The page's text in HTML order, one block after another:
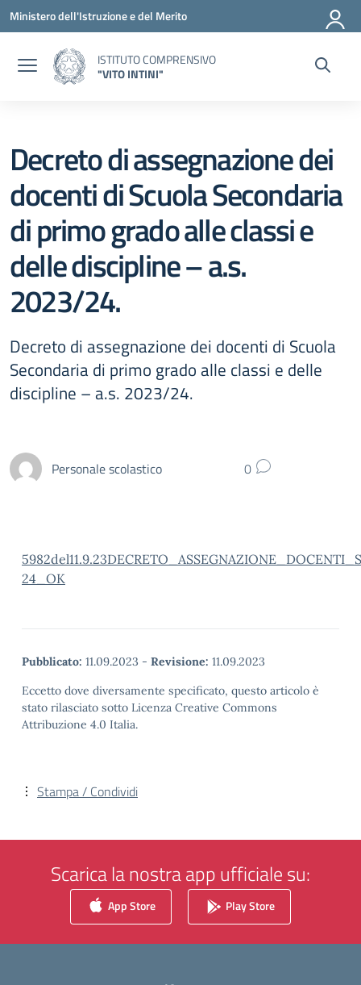
Vai ai contenuti
Vai al menu di navigazione
Vai al footer
Ministero dell'Istruzione e del Merito
ISTITUTO COMPRENSIVO
"VITO INTINI"
Decreto di assegnazione dei
docenti di Scuola Secondaria
di primo grado alle classi e
delle discipline – a.s.
2023/24.
Decreto di assegnazione dei docenti di Scuola
Secondaria di primo grado alle classi e delle
discipline – a.s. 2023/24.
Personale scolastico 0
24_OK
Pubblicato: 11.09.2023 - Revisione: 11.09.2023
Eccetto dove diversamente specificato, questo articolo è
stato rilasciato sotto Licenza Creative Commons
Attribuzione 4.0 Italia.
Stampa / Condividi
Scarica la nostra app ufficiale su:
App Store Play Store